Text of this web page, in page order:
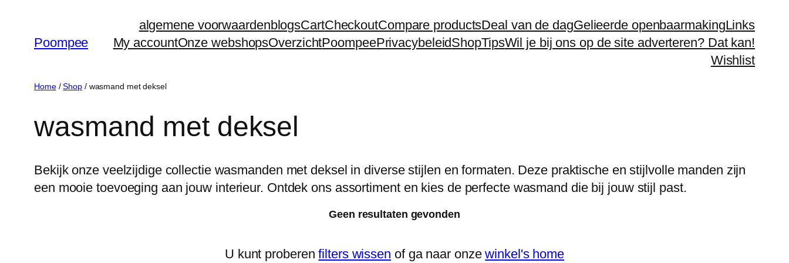
Poompee
algemene voorwaardenblogsCartCheckoutCompare productsDeal van de dagGelieerde openbaarmakingLinks
My accountOnze webshopsOverzichtPoompeePrivacybeleidShopTipsWil je bij ons op de site adverteren? Dat kan!
Wishlist
Home/Shop/ wasmand met deksel
wasmand met deksel
Bekijk onze veelzijdige collectie wasmanden met deksel in diverse stijlen en formaten. Deze praktische en stijlvolle manden zijn
een mooie toevoeging aan jouw interieur. Ontdek ons assortiment en kies de perfecte wasmand die bij jouw stijl past.
Geen resultaten gevonden
U kunt proberenfilters wissen of ga naar onzewinkel's home